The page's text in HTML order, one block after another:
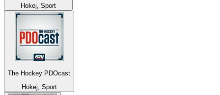
Hokej, Sport
The Hockey PDOcast
Hokej, Sport